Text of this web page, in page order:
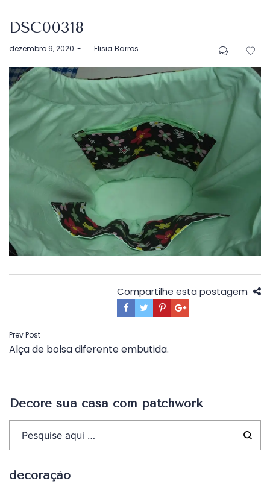
DSC00318
Postado
dezembro 9, 2020 byElisia Barros
Compartilhe esta postagem
Navegação
de
Prev Post
Alça de bolsa diferente embutida.
Decore sua casa com patchwork
decoração